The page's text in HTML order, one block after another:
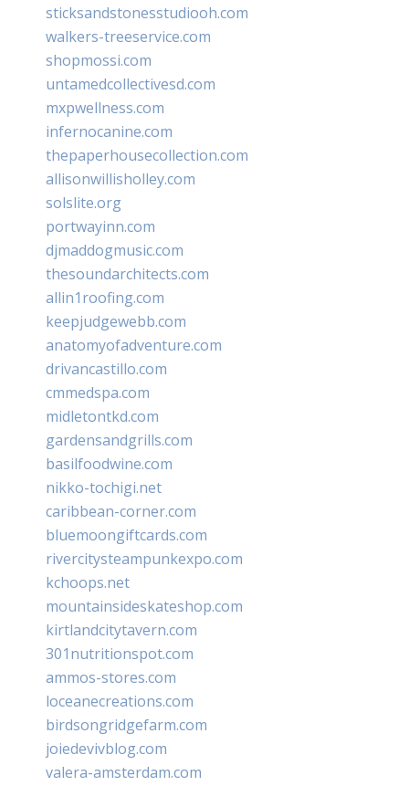
sticksandstonesstudiooh.com
walkers-treeservice.com
shopmossi.com
untamedcollectivesd.com
mxpwellness.com
infernocanine.com
thepaperhousecollection.com
allisonwillisholley.com
solslite.org
portwayinn.com
djmaddogmusic.com
thesoundarchitects.com
allin1roofing.com
keepjudgewebb.com
anatomyofadventure.com
drivancastillo.com
cmmedspa.com
midletontkd.com
gardensandgrills.com
basilfoodwine.com
nikko-tochigi.net
caribbean-corner.com
bluemoongiftcards.com
rivercitysteampunkexpo.com
kchoops.net
mountainsideskateshop.com
kirtlandcitytavern.com
301nutritionspot.com
ammos-stores.com
loceanecreations.com
birdsongridgefarm.com
joiedevivblog.com
valera-amsterdam.com